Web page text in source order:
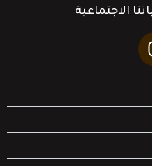
الاجتماعية